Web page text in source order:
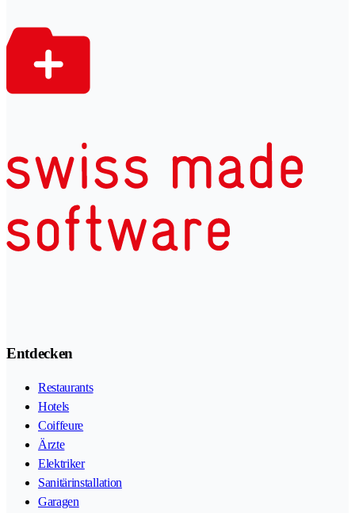
Entdecken
Restaurants
Hotels
Coiffeure
Ärzte
Elektriker
Sanitärinstallation
Garagen